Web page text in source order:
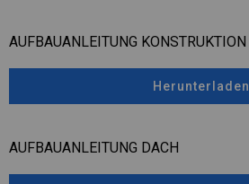
AUFBAUANLEITUNG KONSTRUKTION
Herunterladen
AUFBAUANLEITUNG DACH